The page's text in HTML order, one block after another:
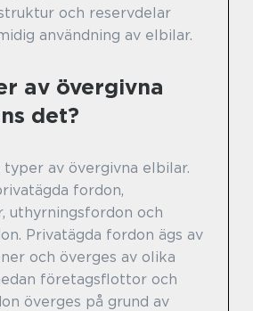
och reservdelar
användning av elbilar.
av övergivna
det?
av övergivna elbilar.
fordon,
uthyrningsfordon och
Privatägda fordon ägs av
och överges av olika
företagsflottor och
överges på grund av